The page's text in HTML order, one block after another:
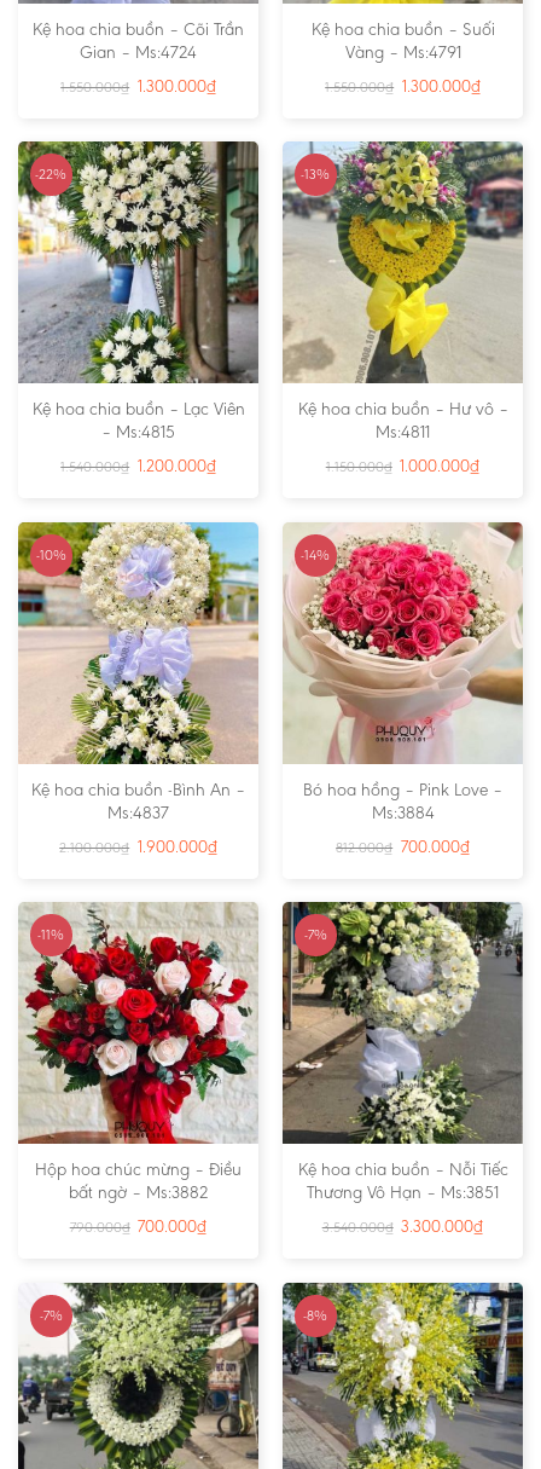
Kệ hoa chia buồn – Cõi Trần
Gian – Ms:4724
1.550.000₫ 1.300.000₫
Kệ hoa chia buồn – Suối
Vàng – Ms:4791
1.550.000₫ 1.300.000₫
-22%
Kệ hoa chia buồn – Lạc Viên
– Ms:4815
1.540.000₫ 1.200.000₫
-13%
Kệ hoa chia buồn – Hư vô –
Ms:4811
1.150.000₫ 1.000.000₫
-10%
Kệ hoa chia buồn -Bình An –
Ms:4837
2.100.000₫ 1.900.000₫
-14%
Bó hoa hồng – Pink Love –
Ms:3884
812.000₫ 700.000₫
-11%
Hộp hoa chúc mừng – Điều
bất ngờ – Ms:3882
790.000₫ 700.000₫
-7%
Kệ hoa chia buồn – Nỗi Tiếc
Thương Vô Hạn – Ms:3851
3.540.000₫ 3.300.000₫
-7% -8%